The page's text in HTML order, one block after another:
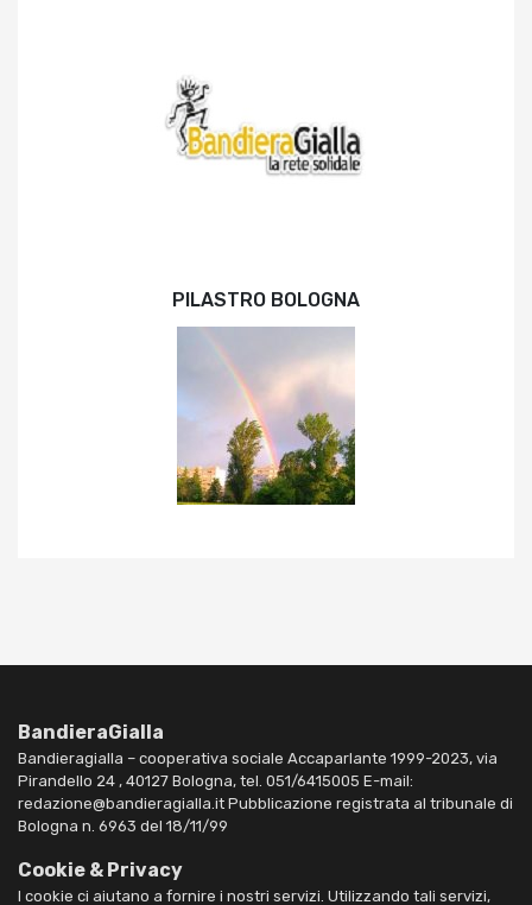
PILASTRO BOLOGNA
BandieraGialla
Bandieragialla – cooperativa sociale Accaparlante 1999-2023, via
Pirandello 24 , 40127 Bologna, tel. 051/6415005 E-mail:
redazione@bandieragialla.it Pubblicazione registrata al tribunale di
Bologna n. 6963 del 18/11/99
Cookie & Privacy
I cookie ci aiutano a fornire i nostri servizi. Utilizzando tali servizi,